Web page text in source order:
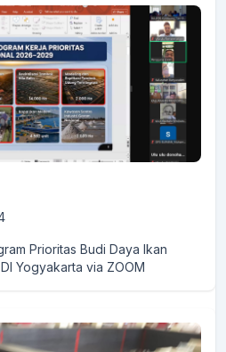
Prioritas Budi Daya Ikan
Yogyakarta via ZOOM